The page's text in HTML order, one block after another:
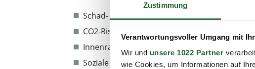
Zustimmung
Verantwortungsvoller Umgang mit
Wir und unsere 1022 Partner
wie Cookies, um Informationen auf
Schad- und Risikostoffe
CO2-Risikoanalyse
Innenraumqualität
Soziale und funktionale Mischung